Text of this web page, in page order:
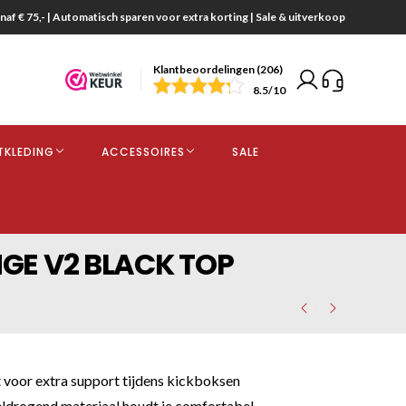
€ 75,- | Automatisch sparen voor extra korting | Sale & uitverkoop
Klantbeoordelingen (206)
8.5/10
ACCESSOIRES SALE
V2 BLACK TOP
extra support tijdens kickboksen